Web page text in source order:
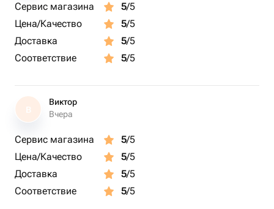
Сервис магазина 5/5
Цена/Качество
5/5
Доставка
5/5
Соответствие
5/5
В
Виктор
Вчера
Сервис магазина 5/5
Цена/Качество
5/5
Доставка
5/5
Соответствие
5/5